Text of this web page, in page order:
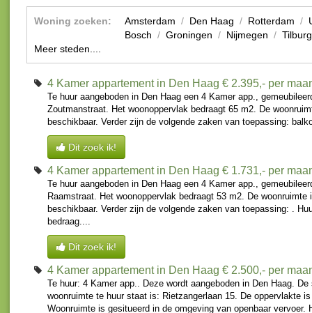
Woning zoeken: Amsterdam / Den Haag / Rotterdam /
Bosch / Groningen / Nijmegen / Tilburg
Meer steden....
4 Kamer appartement in Den Haag € 2.395,- per
Te huur aangeboden in Den Haag een 4 Kamer app.,
Zoutmanstraat. Het woonoppervlak bedraagt 65 m2. De
beschikbaar. Verder zijn de volgende zaken van toepassing:
Dit zoek ik!
4 Kamer appartement in Den Haag € 1.731,- per
Te huur aangeboden in Den Haag een 4 Kamer app.,
Raamstraat. Het woonoppervlak bedraagt 53 m2. De woonruimte
beschikbaar. Verder zijn de volgende zaken van toepassing: .
bedraag....
Dit zoek ik!
4 Kamer appartement in Den Haag € 2.500,- per
Te huur: 4 Kamer app.. Deze wordt aangeboden in Den Haag.
woonruimte te huur staat is: Rietzangerlaan 15. De oppervlakte
Woonruimte is gesitueerd in de omgeving van openbaar vervoer.